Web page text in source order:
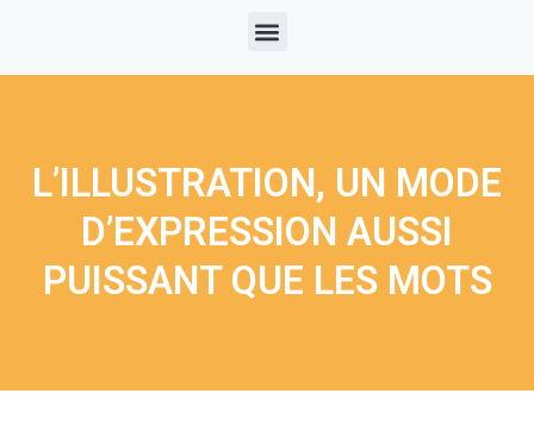
L’ILLUSTRATION, UN MODE
D’EXPRESSION AUSSI
PUISSANT QUE LES MOTS